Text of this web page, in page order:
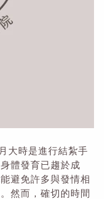
大時是進行結紮手
體發育已趨於成
避免許多與發情相
然而，確切的時間